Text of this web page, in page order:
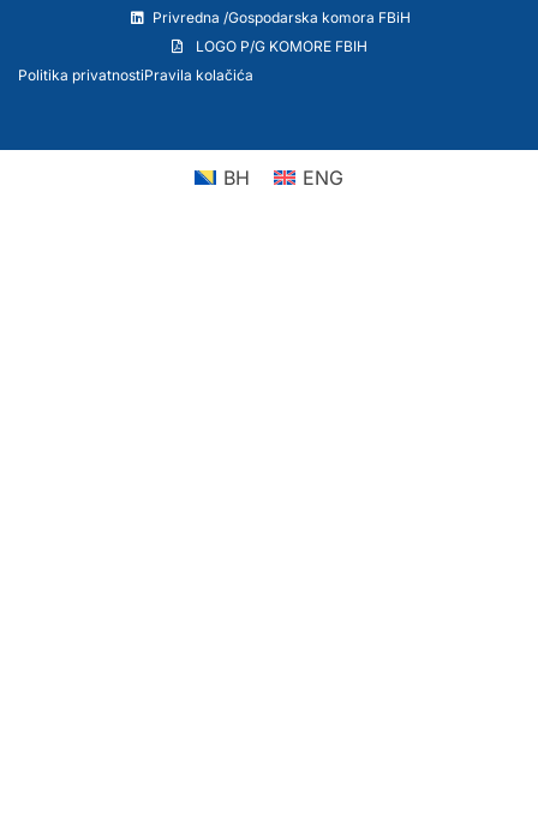
Privredna /Gospodarska komora FBiH
LOGO P/G KOMORE FBIH
Politika privatnostiPravila kolačića
BH ENG